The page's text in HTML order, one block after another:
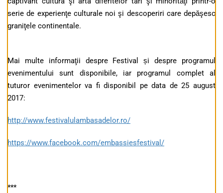
serie de experienţe culturale noi şi descoperiri care depăşesc
graniţele continentale.
Mai multe informaţii despre Festival și despre programul
evenimentului sunt disponibile, iar programul complet al
tuturor evenimentelor va fi disponibil pe data de 25 august
2017:
http://www.festivalulambasadelor.ro/
https://www.facebook.com/embassiesfestival/
***